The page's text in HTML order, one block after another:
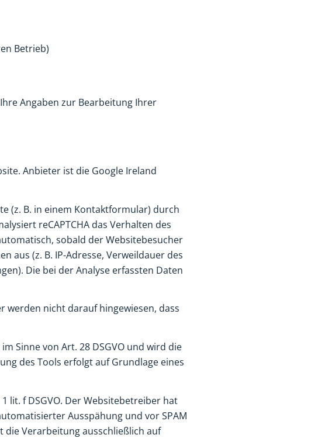
Betrieb)
Angaben zur Bearbeitung Ihrer
Anbieter ist die Google Ireland
(z. B. in einem Kontaktformular) durch
reCAPTCHA das Verhalten des
sobald der Websitebesucher
aus (z. B. IP-Adresse, Verweildauer des
Die bei der Analyse erfassten Daten
werden nicht darauf hingewiesen, dass
Sinne von Art. 28 DSGVO und wird die
des Tools erfolgt auf Grundlage eines
lit. f DSGVO. Der Websitebetreiber hat
Ausspähung und vor SPAM
die Verarbeitung ausschließlich auf